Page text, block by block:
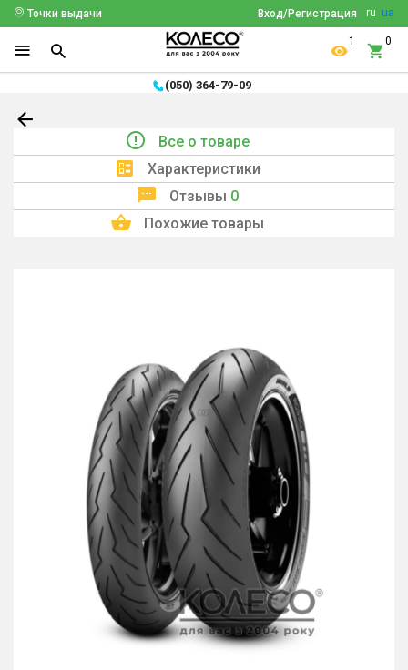
ru ua
Вход/Регистрация
Точки выдачи
1 0
(050) 364-79-09
Все о товаре
Характеристики
Отзывы 0
Похожие товары